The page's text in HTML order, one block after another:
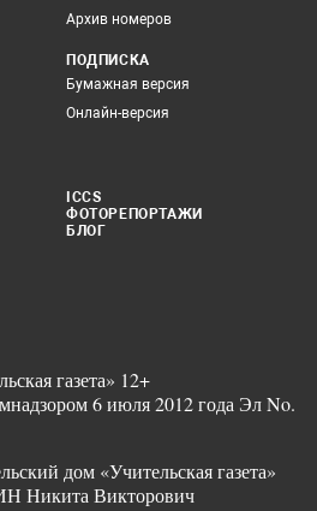
Архив номеров
ПОДПИСКА
Бумажная версия
Онлайн-версия
ICCS
ФОТОРЕПОРТАЖИ
БЛОГ
газета» 12+
6 июля 2012 года Эл No.
дом «Учительская газета»
Никита Викторович